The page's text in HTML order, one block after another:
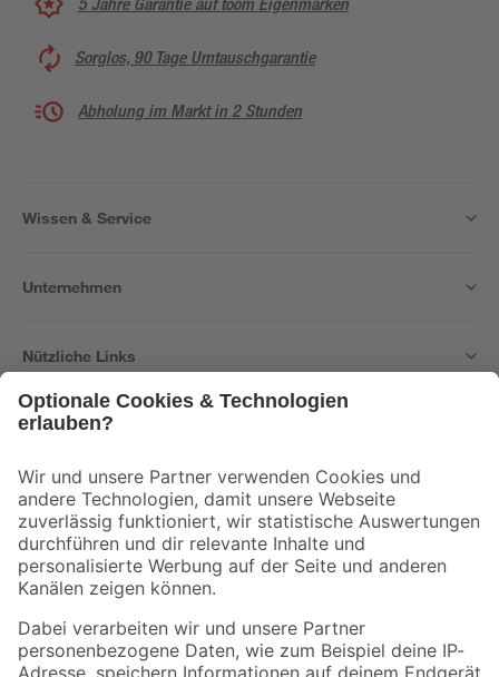
Sorglos, 90 Tage Umtauschgarantie
Abholung im Markt in 2 Stunden
Wissen & Service
Unternehmen
Nützliche Links
Der toom Newsletter: Keine Angebote und Aktionen mehr verpassen!
Zur Newsletter Anmeldung
Folge uns